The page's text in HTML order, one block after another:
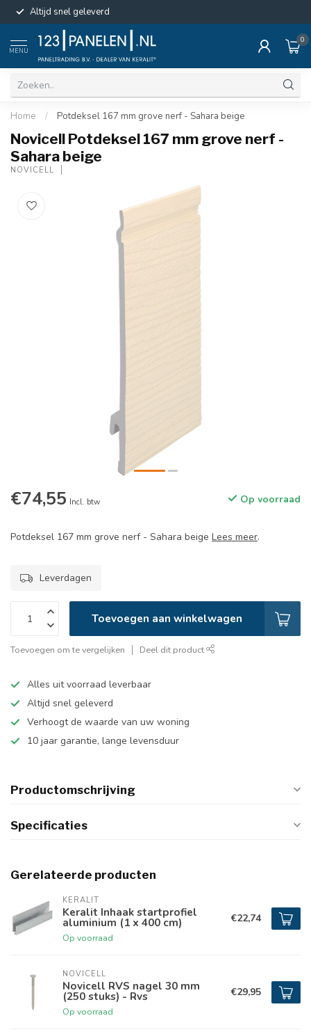
Altijd snel geleverd
MENU
0
Home / Potdeksel 167 mm grove nerf - Sahara beige
Novicell Potdeksel 167 mm grove nerf -
Sahara beige
NOVICELL
€74,55 Incl. btw Op voorraad
Potdeksel 167 mm grove nerf - Sahara beige Lees meer.
Leverdagen
Toevoegen aan winkelwagen
Toevoegen om te vergelijken Deel dit product
Alles uit voorraad leverbaar
Altijd snel geleverd
Verhoogt de waarde van uw woning
10 jaar garantie, lange levensduur
Productomschrijving
Specificaties
Gerelateerde producten
KERALIT
Keralit Inhaak startprofiel
aluminium (1 x 400 cm)
Op voorraad
€22,74
NOVICELL
Novicell RVS nagel 30 mm
(250 stuks) - Rvs
Op voorraad
€29,95